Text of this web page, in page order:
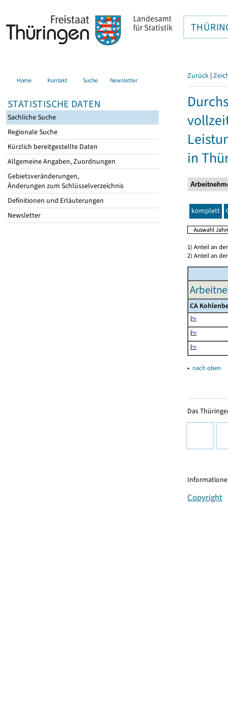
Home Kontakt Suche Newsletter
STATISTISCHE DATEN
Sachliche Suche
Regionale Suche
Kürzlich bereitgestellte Daten
Allgemeine Angaben, Zuordnungen
Gebietsveränderungen,
Änderungen zum Schlüsselverzeichnis
Definitionen und Erläuterungen
Newsletter
Zurück |
in
komplett
1) Anteil an
2) Anteil an
CA
▴ nach oben
Das
Copyright